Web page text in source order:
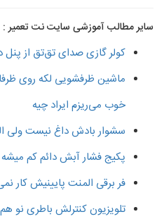
سایر مطالب آموزشی سایت نت تعمیر :
کولر گازی صدای تق‌تق از پنل
ماشین ظرفشویی لکه روی ظرفا
خوب می‌ریزم ایراد چیه
سشوار بادش داغ نیست ولی
پکیج فشار آبش دائم کم میشه
فر برقی المنت پایینیش کار
تلویزیون کنترلش باطری نو هم